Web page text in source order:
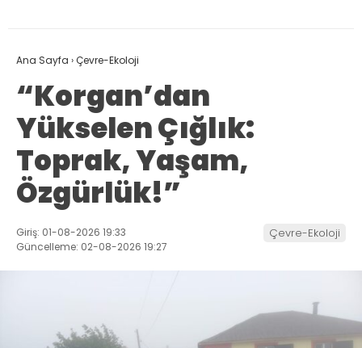
Ana Sayfa ›Çevre-Ekoloji
“Korgan’dan
Yükselen Çığlık:
Toprak, Yaşam,
Özgürlük!”
Giriş: 01-08-2026 19:33
Güncelleme: 02-08-2026 19:27
Çevre-Ekoloji